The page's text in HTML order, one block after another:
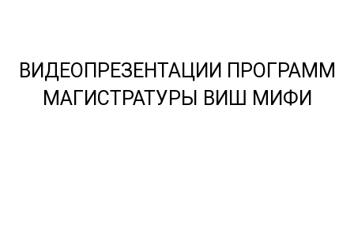
ВИДЕОПРЕЗЕНТАЦИИ ПРОГРАММ
МАГИСТРАТУРЫ ВИШ МИФИ